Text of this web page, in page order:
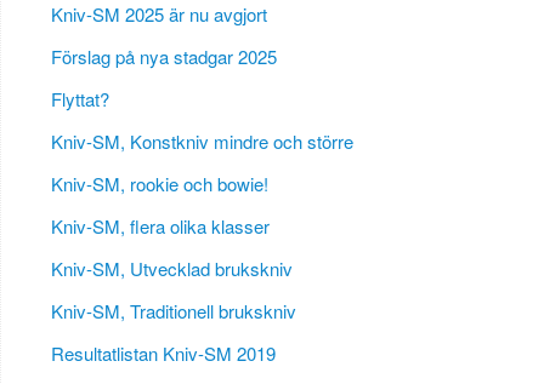
Kniv-SM 2025 är nu avgjort
Förslag på nya stadgar 2025
Flyttat?
Kniv-SM, Konstkniv mindre och större
Kniv-SM, rookie och bowie!
Kniv-SM, flera olika klasser
Kniv-SM, Utvecklad brukskniv
Kniv-SM, Traditionell brukskniv
Resultatlistan Kniv-SM 2019